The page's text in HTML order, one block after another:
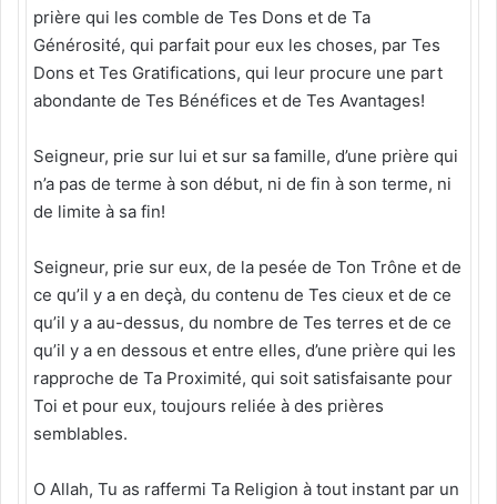
prière qui les comble de Tes Dons et de Ta
Générosité, qui parfait pour eux les choses, par Tes
Dons et Tes Gratifications, qui leur procure une part
abondante de Tes Bénéfices et de Tes Avantages!
Seigneur, prie sur lui et sur sa famille, d’une prière qui
n’a pas de terme à son début, ni de fin à son terme, ni
de limite à sa fin!
Seigneur, prie sur eux, de la pesée de Ton Trône et de
ce qu’il y a en deçà, du contenu de Tes cieux et de ce
qu’il y a au-dessus, du nombre de Tes terres et de ce
qu’il y a en dessous et entre elles, d’une prière qui les
rapproche de Ta Proximité, qui soit satisfaisante pour
Toi et pour eux, toujours reliée à des prières
semblables.
O Allah, Tu as raffermi Ta Religion à tout instant par un